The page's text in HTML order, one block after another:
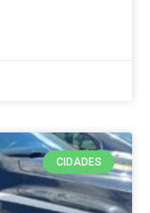
CIDADES